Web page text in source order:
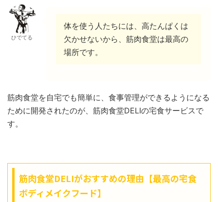
ひでてる
体を使う人たちには、高たんぱくは
欠かせないから、筋肉食堂は最高の
場所です。
筋肉食堂を自宅でも簡単に、食事管理ができるようになる
ために開発されたのが、筋肉食堂DELIの宅食サービスで
す。
筋肉食堂DELIがおすすめの理由【最高の宅食
ボディメイクフード】